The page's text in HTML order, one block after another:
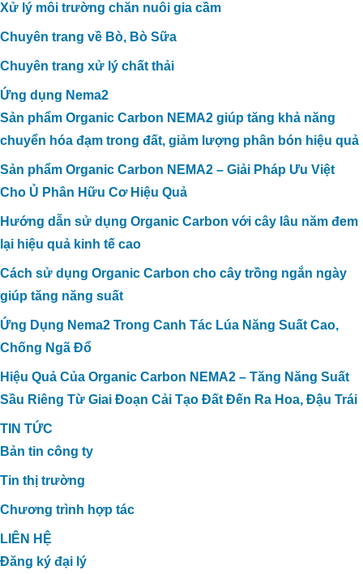
Xử lý môi trường chăn nuôi gia cầm
Chuyên trang về Bò, Bò Sữa
Chuyên trang xử lý chất thải
Ứng dụng Nema2
Sản phẩm Organic Carbon NEMA2 giúp tăng khả năng
chuyển hóa đạm trong đất, giảm lượng phân bón hiệu quả
Sản phẩm Organic Carbon NEMA2 – Giải Pháp Ưu Việt
Cho Ủ Phân Hữu Cơ Hiệu Quả
Hướng dẫn sử dụng Organic Carbon với cây lâu năm đem
lại hiệu quả kinh tế cao
Cách sử dụng Organic Carbon cho cây trồng ngắn ngày
giúp tăng năng suất
Ứng Dụng Nema2 Trong Canh Tác Lúa Năng Suất Cao,
Chống Ngã Đổ
Hiệu Quả Của Organic Carbon NEMA2 – Tăng Năng Suất
Sầu Riêng Từ Giai Đoạn Cải Tạo Đất Đến Ra Hoa, Đậu Trái
TIN TỨC
Bản tin công ty
Tin thị trường
Chương trình hợp tác
LIÊN HỆ
Đăng ký đại lý